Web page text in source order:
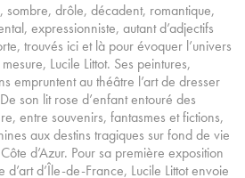
sombre, drôle, décadent, romantique,
expressionniste, autant d’adjectifs
trouvés ici et là pour évoquer l’univers
Lucile Littot. Ses peintures,
empruntent au théâtre l’art de dresser
son lit rose d’enfant entouré des
entre souvenirs, fantasmes et fictions,
aux destins tragiques sur fond de vie
d’Azur. Pour sa première exposition
d’Île-de-France, Lucile Littot envoie